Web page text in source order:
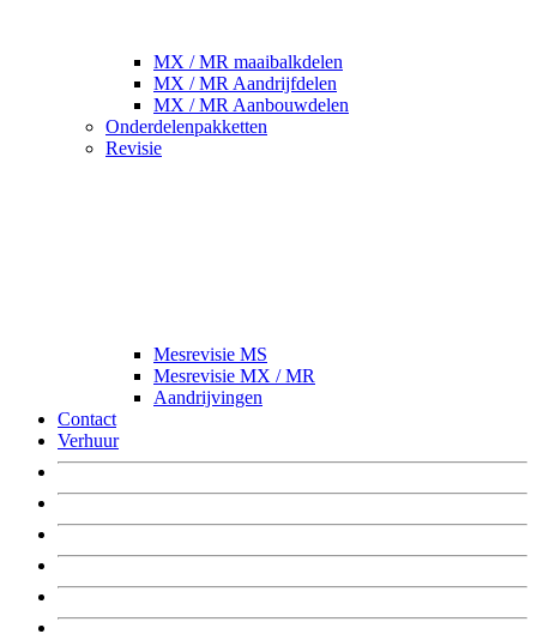
MX / MR maaibalkdelen
MX / MR Aandrijfdelen
MX / MR Aanbouwdelen
Onderdelenpakketten
Revisie
Mesrevisie MS
Mesrevisie MX / MR
Aandrijvingen
Contact
Verhuur